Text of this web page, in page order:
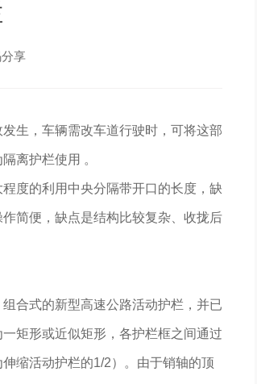
享
生，车辆需改车道行驶时，可将这部
离护栏使用 。
度的利用中央分隔带开口的长度，缺
简便，缺点是结构比较复杂、收拢后
合式的新型高速公路活动护栏，并已
矩形或近似矩形，各护栏框之间通过
缩活动护栏的1/2）。由于销轴的顶